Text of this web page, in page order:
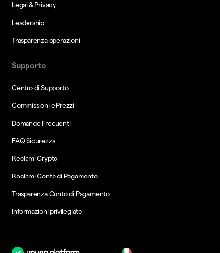
Legal & Privacy
Leadership
Trasparenza operazioni
Supporto
Centro di Supporto
Commissioni e Prezzi
Domande Frequenti
FAQ Sicurezza
Reclami Crypto
Reclami Conto di Pagamento
Trasparenza Conto di Pagamento
Informazioni privilegiate